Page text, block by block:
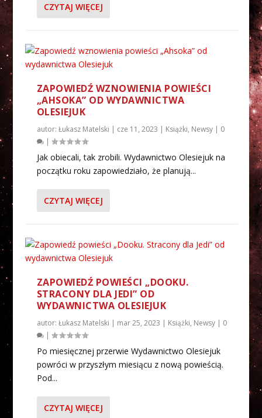
CZYTAJ WIĘCEJ
ZAPOWIEDŹ WZNOWIENIA POWIEŚCI
„AHSOKA” OD WYDAWNICTWA
OLESIEJUK
autor: Łukasz Matelski | cze 11, 2023 | Książki, Newsy| 0
|
Jak obiecali, tak zrobili. Wydawnictwo Olesiejuk na
początku roku zapowiedziało, że planują...
CZYTAJ WIĘCEJ
ZAPOWIEDŹ POWIEŚCI „DOOKU.
STRACONY DLA JEDI” OD
WYDAWNICTWA OLESIEJUK
autor: Łukasz Matelski | mar 25, 2023 | Książki, Newsy| 0
|
Po miesięcznej przerwie Wydawnictwo Olesiejuk
powróci w przyszłym miesiącu z nową powieścią.
Pod...
CZYTAJ WIĘCEJ